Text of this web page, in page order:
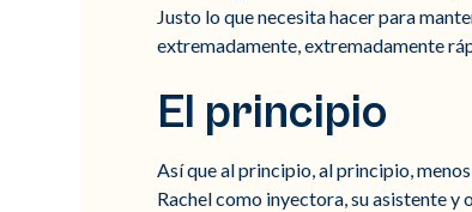
Justo lo que necesita hacer para
extremadamente, extremadamente
El principio
Así que al principio, al principio,
Rachel como inyectora, su asistente y